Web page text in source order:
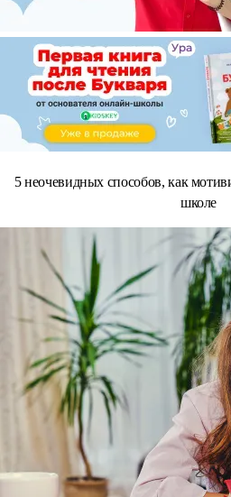
5 неочевидных способов, как
школе